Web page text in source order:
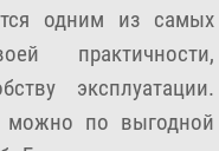
одним из самых
практичности,
эксплуатации.
можно по выгодной